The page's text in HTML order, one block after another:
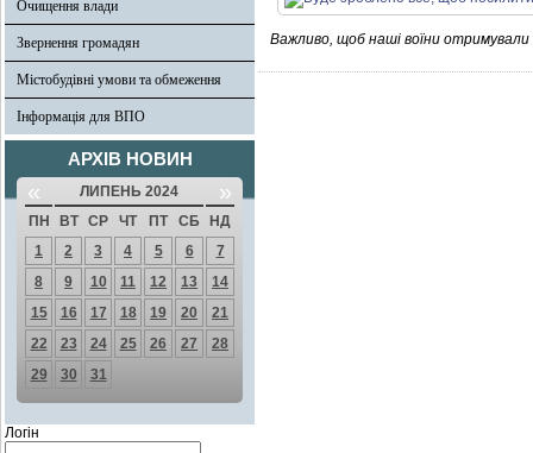
Очищення влади
Звернення громадян
Містобудівні умови та обмеження
Інформація для ВПО
АРХІВ НОВИН
« ЛИПЕНЬ 2024 »
ПН ВТ СР ЧТ ПТ СБ
НД
1
2 3 4 5 6
7
8
9 10 11 12 13
14
15
16 17 18 19 20
21
22
23 24 25 26 27
28
29
30 31
Логін
Важливо, щоб наші воїни отримували